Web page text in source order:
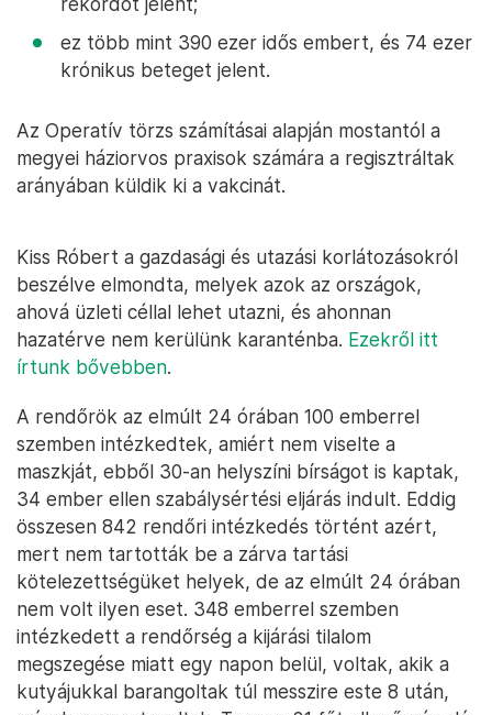
ez több mint 390 ezer idős embert, és 74 ezer
krónikus beteget jelent.
Az Operatív törzs számításai alapján mostantól a
megyei háziorvos praxisok számára a regisztráltak
arányában küldik ki a vakcinát.
Kiss Róbert a gazdasági és utazási korlátozásokról
beszélve elmondta, melyek azok az országok,
ahová üzleti céllal lehet utazni, és ahonnan
hazatérve nem kerülünk karanténba. Ezekről itt
írtunk bővebben.
A rendőrök az elmúlt 24 órában 100 emberrel
szemben intézkedtek, amiért nem viselte a
maszkját, ebből 30-an helyszíni bírságot is kaptak,
34 ember ellen szabálysértési eljárás indult. Eddig
összesen 842 rendőri intézkedés történt azért,
mert nem tartották be a zárva tartási
kötelezettségüket helyek, de az elmúlt 24 órában
nem volt ilyen eset. 348 emberrel szemben
intézkedett a rendőrség a kijárási tilalom
megszegése miatt egy napon belül, voltak, akik a
kutyájukkal barangoltak túl messzire este 8 után,